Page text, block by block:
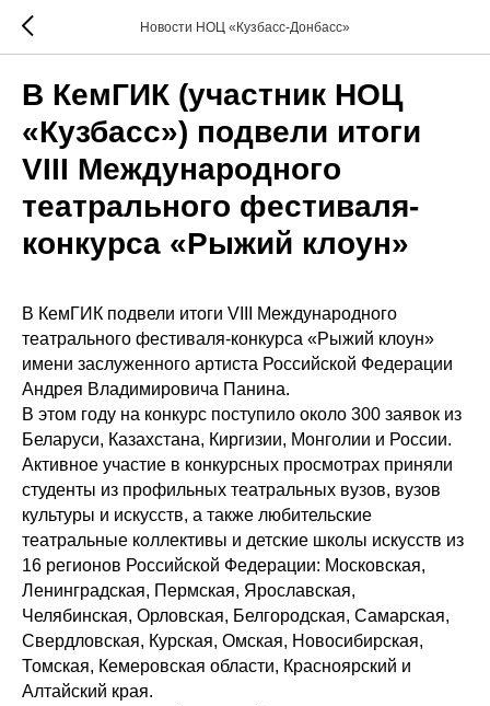
Новости НОЦ «Кузбасс-Донбасс»
В КемГИК (участник НОЦ
«Кузбасс») подвели итоги
VIII Международного
театрального фестиваля-
конкурса «Рыжий клоун»
В КемГИК подвели итоги VIII Международного
театрального фестиваля-конкурса «Рыжий клоун»
имени заслуженного артиста Российской Федерации
Андрея Владимировича Панина.
В этом году на конкурс поступило около 300 заявок из
Беларуси, Казахстана, Киргизии, Монголии и России.
Активное участие в конкурсных просмотрах приняли
студенты из профильных театральных вузов, вузов
культуры и искусств, а также любительские
театральные коллективы и детские школы искусств из
16 регионов Российской Федерации: Московская,
Ленинградская, Пермская, Ярославская,
Челябинская, Орловская, Белгородская, Самарская,
Свердловская, Курская, Омская, Новосибирская,
Томская, Кемеровская области, Красноярский и
Алтайский края.